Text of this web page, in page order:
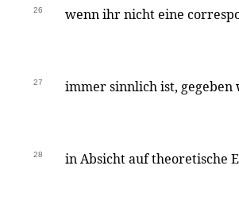
26 wenn ihr nicht eine
27 immer sinnlich ist,
28 in Absicht auf theoretische